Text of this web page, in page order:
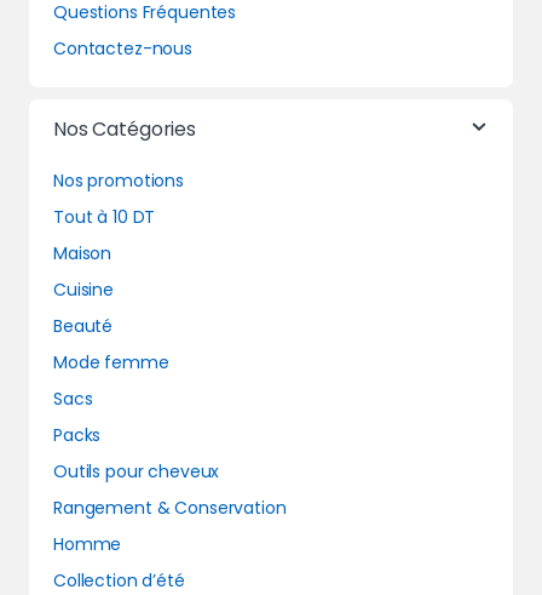
Questions Fréquentes
Contactez-nous
Nos Catégories
Nos promotions
Tout à 10 DT
Maison
Cuisine
Beauté
Mode femme
Sacs
Packs
Outils pour cheveux
Rangement & Conservation
Homme
Collection d’été